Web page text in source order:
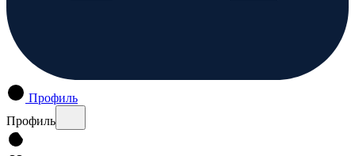
Профиль
Профиль